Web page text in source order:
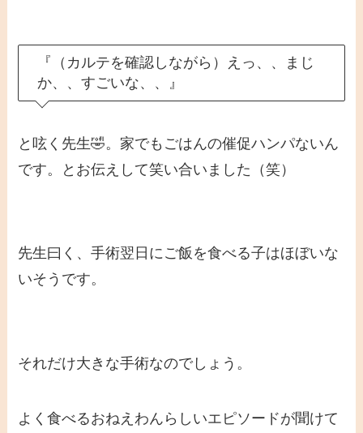
『（カルテを確認しながら）えっ、、まじ
か、、すごいな、、』
と呟く先生🤣。家でもごはんの催促ハンパないん
です。とお伝えして笑い合いました（笑）
先生曰く、手術翌日にご飯を食べる子はほぼいな
いそうです。
それだけ大きな手術なのでしょう。
よく食べるおねえわんらしいエピソードが聞けて